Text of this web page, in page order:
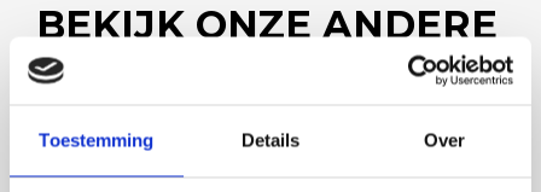
Toestemming Details Over
BEKIJK ONZE ANDERE
NIEUWSBERICHTEN